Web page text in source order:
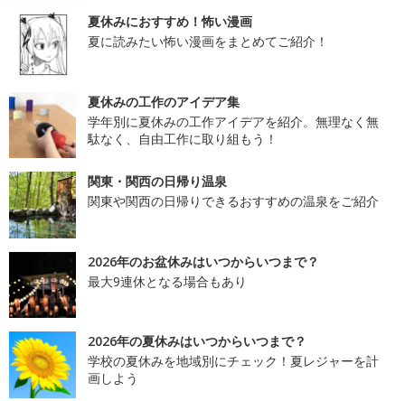
夏休みにおすすめ！怖い漫画
夏に読みたい怖い漫画をまとめてご紹介！
夏休みの工作のアイデア集
学年別に夏休みの工作アイデアを紹介。無理なく無
駄なく、自由工作に取り組もう！
関東・関西の日帰り温泉
関東や関西の日帰りできるおすすめの温泉をご紹介
2026年のお盆休みはいつからいつまで？
最大9連休となる場合もあり
2026年の夏休みはいつからいつまで？
学校の夏休みを地域別にチェック！夏レジャーを計
画しよう